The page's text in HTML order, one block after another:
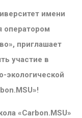
имени
приглашает
участие в
экологической
«Carbon.MSU»